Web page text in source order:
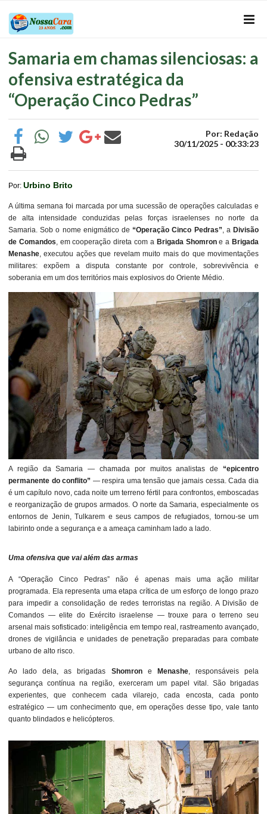
Samaria em chamas silenciosas: a
ofensiva estratégica da
“Operação Cinco Pedras”
Por: Redação
30/11/2025 - 00:33:23
Por: Urbino Brito
A última semana foi marcada por uma sucessão de operações calculadas e
de alta intensidade conduzidas pelas forças israelenses no norte da
Samaria. Sob o nome enigmático de“Operação Cinco Pedras”, a Divisão
de Comandos, em cooperação direta com a Brigada Shomrone a Brigada
Menashe, executou ações que revelam muito mais do que movimentações
militares: expõem a disputa constante por controle, sobrevivência e
soberania em um dos territórios mais explosivos do Oriente Médio.
A região da Samaria — chamada por muitos analistas de “epicentro
permanente do conflito” — respira uma tensão que jamais cessa. Cada dia
é um capítulo novo, cada noite um terreno fértil para confrontos, emboscadas
e reorganização de grupos armados. O norte da Samaria, especialmente os
entornos de Jenin, Tulkarem e seus campos de refugiados, tornou-se um
labirinto onde a segurança e a ameaça caminham lado a lado.
Uma ofensiva que vai além das armas
A “Operação Cinco Pedras” não é apenas mais uma ação militar
programada. Ela representa uma etapa crítica de um esforço de longo prazo
para impedir a consolidação de redes terroristas na região. A Divisão de
Comandos — elite do Exército israelense — trouxe para o terreno seu
arsenal mais sofisticado: inteligência em tempo real, rastreamento avançado,
drones de vigilância e unidades de penetração preparadas para combate
urbano de alto risco.
Ao lado dela, as brigadas Shomrone Menashe, responsáveis pela
segurança contínua na região, exerceram um papel vital. São brigadas
experientes, que conhecem cada vilarejo, cada encosta, cada ponto
estratégico — um conhecimento que, em operações desse tipo, vale tanto
quanto blindados e helicópteros.